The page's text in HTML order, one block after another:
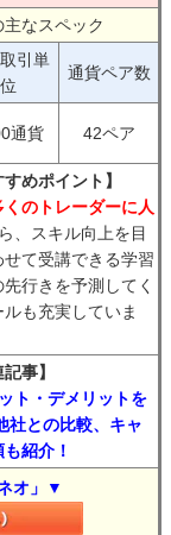
なスペック
引単
位
通貨ペア数
通貨 42ペア
めポイント】
のトレーダーに人
、スキル向上を目
て受講できる学習
行きを予測してく
も充実していま
事】
ト・デメリットを
社との比較、キャ
紹介！
オ」▼